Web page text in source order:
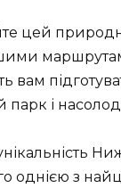
цей
вам
парк і
однією з